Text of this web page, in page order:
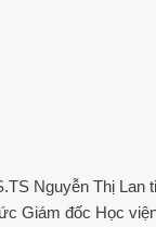
Nguyễn Thị Lan
Giám đốc Học